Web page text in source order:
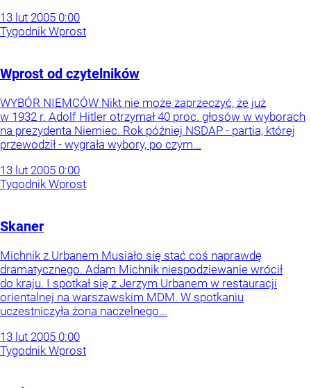
13 lut 2005 0:00
Tygodnik Wprost
Wprost od czytelników
WYBÓR NIEMCÓW Nikt nie może zaprzeczyć, że już
w 1932 r. Adolf Hitler otrzymał 40 proc. głosów w wyborach
na prezydenta Niemiec. Rok później NSDAP - partia, której
przewodził - wygrała wybory, po czym...
13 lut 2005 0:00
Tygodnik Wprost
Skaner
Michnik z Urbanem Musiało się stać coś naprawdę
dramatycznego. Adam Michnik niespodziewanie wrócił
do kraju. I spotkał się z Jerzym Urbanem w restauracji
orientalnej na warszawskim MDM. W spotkaniu
uczestniczyła żona naczelnego...
13 lut 2005 0:00
Tygodnik Wprost